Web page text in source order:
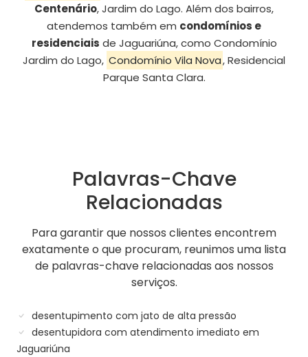
Centenário, Jardim do Lago. Além dos bairros,
atendemos também em condomínios e
residenciais de Jaguariúna, como Condomínio
Jardim do Lago, Condomínio Vila Nova, Residencial
Parque Santa Clara.
Palavras-Chave
Relacionadas
Para garantir que nossos clientes encontrem
exatamente o que procuram, reunimos uma lista
de palavras-chave relacionadas aos nossos
serviços.
desentupimento com jato de alta pressão
desentupidora com atendimento imediato em
Jaguariúna